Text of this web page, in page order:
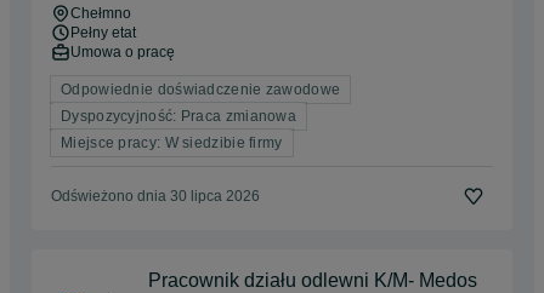
Chełmno
Pełny etat
Umowa o pracę
Odpowiednie doświadczenie zawodowe
Dyspozycyjność: Praca zmianowa
Miejsce pracy: W siedzibie firmy
Odświeżono dnia 30 lipca 2026
Pracownik działu odlewni K/M- Medos